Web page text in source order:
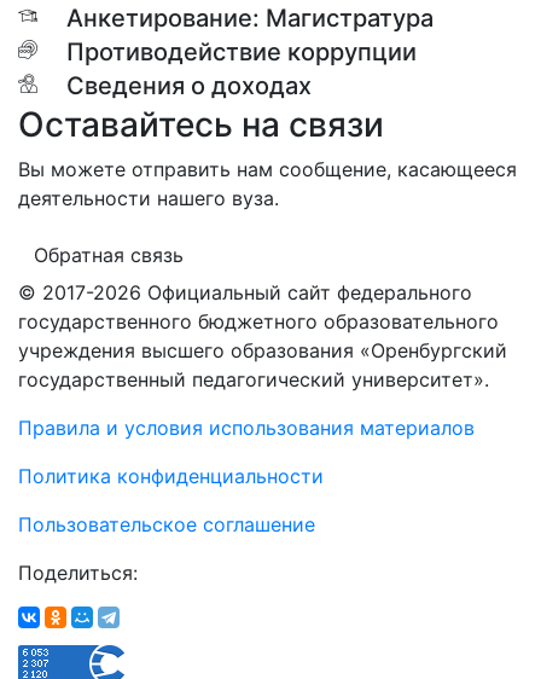
Анкетирование: Магистратура
Противодействие коррупции
Сведения о доходах
Оставайтесь на связи
Вы можете отправить нам сообщение, касающееся
деятельности нашего вуза.
Обратная связь
© 2017-2026 Официальный сайт федерального
государственного бюджетного образовательного
учреждения высшего образования «Оренбургский
государственный педагогический университет».
Правила и условия использования материалов
Политика конфиденциальности
Пользовательское соглашение
Поделиться: